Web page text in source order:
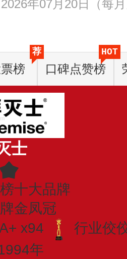
年07月20日（每
榜
荐
口碑点赞榜
HOT
士
十大品牌
金凤冠
x94
行业佼
年